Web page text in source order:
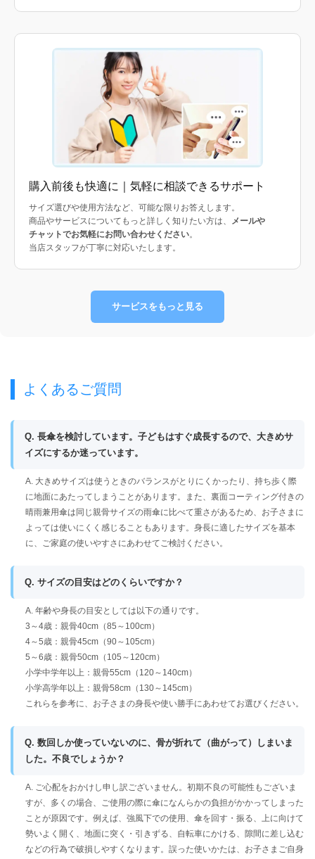
購入前後も快適に｜気軽に相談できるサポート
サイズ選びや使用方法など、可能な限りお答えします。
商品やサービスについてもっと詳しく知りたい方は、
メールや
チャットでお気軽にお問い合わせください。
当店スタッフが丁寧に対応いたします。
サービスをもっと見る
よくあるご質問
Q. 長傘を検討しています。子どもはすぐ成長するので、大きめサ
イズにするか迷っています。
A. 大きめサイズは使うときのバランスがとりにくかったり、持ち歩く際
に地面にあたってしまうことがあります。また、裏面コーティング付きの
晴雨兼用傘は同じ親骨サイズの雨傘に比べて重さがあるため、お子さまに
よっては使いにくく感じることもあります。身長に適したサイズを基本
に、ご家庭の使いやすさにあわせてご検討ください。
Q. サイズの目安はどのくらいですか？
A. 年齢や身長の目安としては以下の通りです。
3～4歳：親骨40cm（85～100cm）
4～5歳：親骨45cm（90～105cm）
5～6歳：親骨50cm（105～120cm）
小学中学年以上：親骨55cm（120～140cm）
小学高学年以上：親骨58cm（130～145cm）
これらを参考に、お子さまの身長や使い勝手にあわせてお選びください。
Q. 数回しか使っていないのに、骨が折れて（曲がって）しまいま
した。不良でしょうか？
A. ご心配をおかけし申し訳ございません。初期不良の可能性もございま
すが、多くの場合、ご使用の際に傘になんらかの負担がかかってしまった
ことが原因です。例えば、強風下での使用、傘を回す・振る、上に向けて
勢いよく開く、地面に突く・引きずる、自転車にかける、隙間に差し込む
などの行為で破損しやすくなります。誤った使いかたは、お子さまご自身